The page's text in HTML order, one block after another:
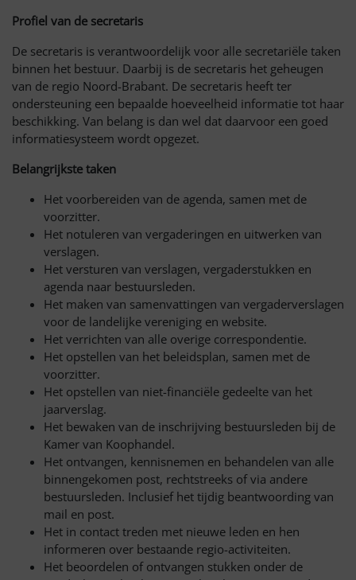
Profiel van de secretaris
De secretaris is verantwoordelijk voor alle secretariële taken
binnen het bestuur. Daarbij is de secretaris het geheugen
van de regio Noord-Brabant. De secretaris heeft ter
ondersteuning een bepaalde hoeveelheid informatie tot haar
beschikking. Van belang is dan wel dat daarvoor een goed
informatiesysteem wordt opgezet.
Belangrijkste taken
Het voorbereiden van de agenda, samen met de
voorzitter.
Het notuleren van vergaderingen en uitwerken van
verslagen.
Het versturen van verslagen, vergaderstukken en
agenda naar bestuursleden.
Het maken van samenvattingen van vergaderverslagen
voor de landelijke vereniging en website.
Het verrichten van alle overige correspondentie.
Het opstellen van het beleidsplan, samen met de
voorzitter.
Het opstellen van niet-financiële gedeelte van het
jaarverslag.
Het bewaken van de inschrijving bestuursleden bij de
Kamer van Koophandel.
Het ontvangen, kennisnemen en behandelen van alle
binnengekomen post, rechtstreeks of via andere
bestuursleden. Inclusief het tijdig beantwoording van
mail en post.
Het in contact treden met nieuwe leden en hen
informeren over bestaande regio-activiteiten.
Het beoordelen of ontvangen stukken onder de